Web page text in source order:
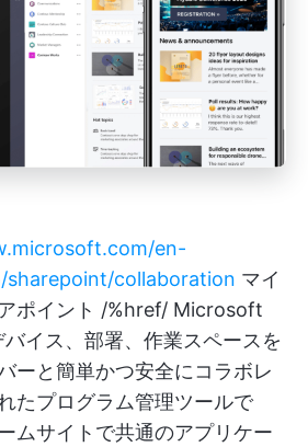
en-
collaboration マイ
ポイント /%href/ Microsoft
バイス、部署、作業スペースを
ーと簡単かつ安全にコラボレ
たプログラム管理ツールで
ムサイトで共通のアプリケー